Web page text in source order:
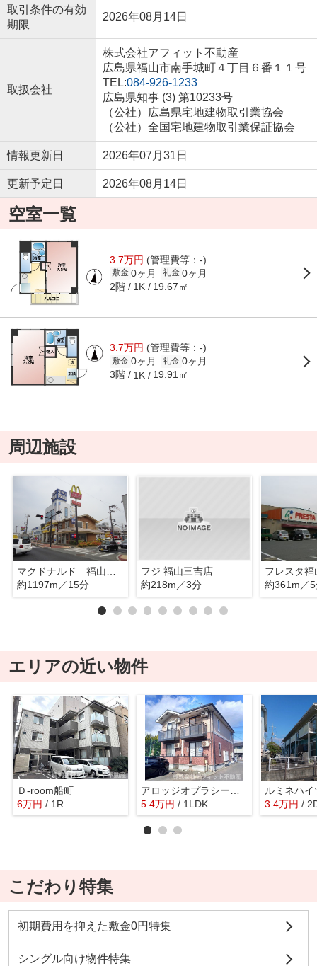
取引条件の有効
期限
2026年08月14日
取扱会社
株式会社アフィット不動産
広島県福山市南手城町４丁目６番１１号
TEL:084-926-1233
広島県知事 (3) 第10233号
（公社）広島県宅地建物取引業協会
（公社）全国宅地建物取引業保証協会
情報更新日 2026年07月31日
更新予定日 2026年08月14日
空室一覧
3.7万円 (管理費等：-)
敷金 0ヶ月 礼金 0ヶ月
2階 1K 19.67㎡
3.7万円 (管理費等：-)
敷金 0ヶ月 礼金 0ヶ月
3階 1K 19.91㎡
周辺施設
約1197m／15分
フジ 福山三吉店
約218m／3分
フレスタ福
約361m／
エリアの近い物件
Ｄ-room船町
6万円 / 1R
アロッジオプラシードＡ
5.4万円 / 1LDK
ルミネハイ
3.4万円 /
こだわり特集
初期費用を抑えた敷金0円特集
シングル向け物件特集